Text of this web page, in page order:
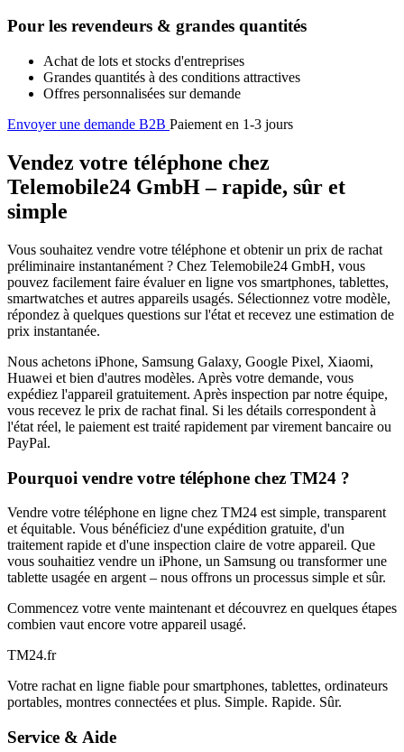
Pour les revendeurs & grandes quantités
Achat de lots et stocks d'entreprises
Grandes quantités à des conditions attractives
Offres personnalisées sur demande
Envoyer une demande B2B Paiement en 1-3 jours
Vendez votre téléphone chez
Telemobile24 GmbH – rapide, sûr et
simple
Vous souhaitez vendre votre téléphone et obtenir un prix de rachat
préliminaire instantanément ? Chez Telemobile24 GmbH, vous
pouvez facilement faire évaluer en ligne vos smartphones, tablettes,
smartwatches et autres appareils usagés. Sélectionnez votre modèle,
répondez à quelques questions sur l'état et recevez une estimation de
prix instantanée.
Nous achetons iPhone, Samsung Galaxy, Google Pixel, Xiaomi,
Huawei et bien d'autres modèles. Après votre demande, vous
expédiez l'appareil gratuitement. Après inspection par notre équipe,
vous recevez le prix de rachat final. Si les détails correspondent à
l'état réel, le paiement est traité rapidement par virement bancaire ou
PayPal.
Pourquoi vendre votre téléphone chez TM24 ?
Vendre votre téléphone en ligne chez TM24 est simple, transparent
et équitable. Vous bénéficiez d'une expédition gratuite, d'un
traitement rapide et d'une inspection claire de votre appareil. Que
vous souhaitiez vendre un iPhone, un Samsung ou transformer une
tablette usagée en argent – nous offrons un processus simple et sûr.
Commencez votre vente maintenant et découvrez en quelques étapes
combien vaut encore votre appareil usagé.
TM24.fr
Votre rachat en ligne fiable pour smartphones, tablettes, ordinateurs
portables, montres connectées et plus. Simple. Rapide. Sûr.
Service & Aide